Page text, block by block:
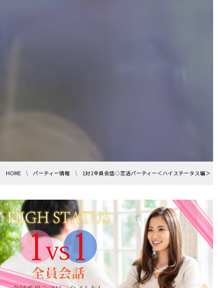
HOME パーティー情報 1対1全員会話◇恋活パーティー＜ハイステータス編＞